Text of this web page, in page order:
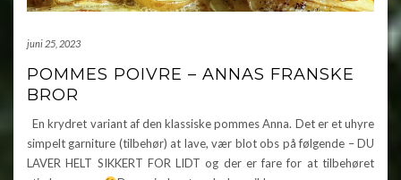
juni 25, 2023
POMMES POIVRE – ANNAS FRANSKE
BROR
En krydret variant af den klassiske pommes Anna. Det er et uhyre
simpelt garniture (tilbehør) at lave, vær blot obs på følgende – DU
LAVER HELT SIKKERT FOR LIDT og der er fare for at tilbehøret